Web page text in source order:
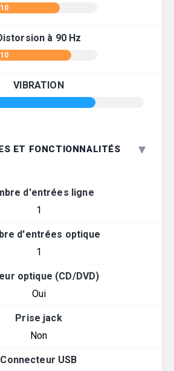
à 90 Hz
VIBRATION
ET FONCTIONNALITÉS ▾
d'entrées ligne
1
d'entrées optique
1
optique (CD/DVD)
Oui
Prise jack
Non
Connecteur USB